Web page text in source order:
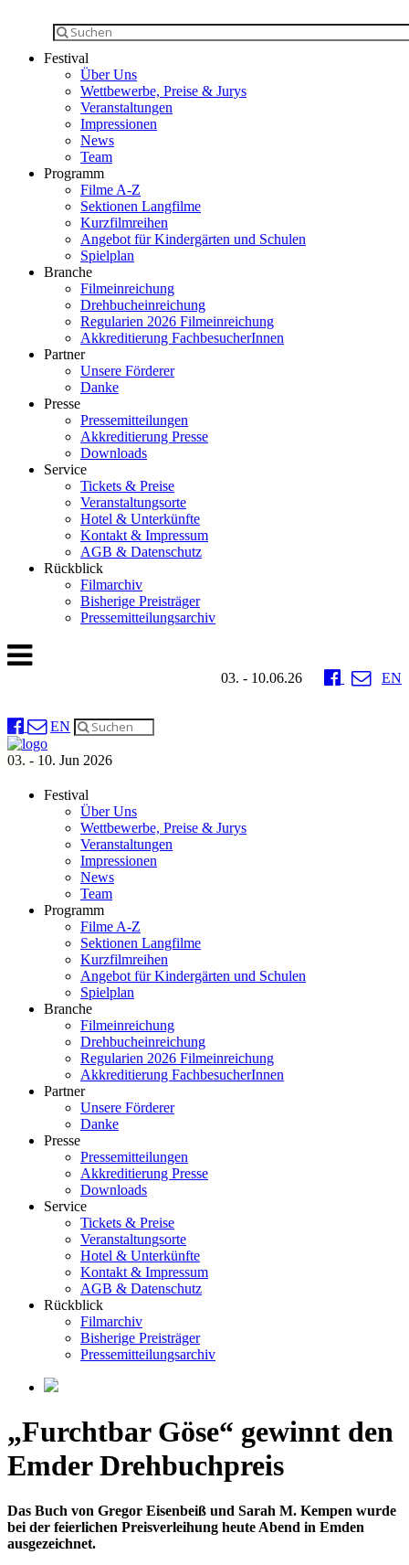
Festival
Über Uns
Wettbewerbe, Preise & Jurys
Veranstaltungen
Impressionen
News
Team
Programm
Filme A-Z
Sektionen Langfilme
Kurzfilmreihen
Angebot für Kindergärten und Schulen
Spielplan
Branche
Filmeinreichung
Drehbucheinreichung
Regularien 2026 Filmeinreichung
Akkreditierung FachbesucherInnen
Partner
Unsere Förderer
Danke
Presse
Pressemitteilungen
Akkreditierung Presse
Downloads
Service
Tickets & Preise
Veranstaltungsorte
Hotel & Unterkünfte
Kontakt & Impressum
AGB & Datenschutz
Rückblick
Filmarchiv
Bisherige Preisträger
Pressemitteilungsarchiv
03. - 10.06.26 EN
EN
03. - 10. Jun 2026
Festival
Über Uns
Wettbewerbe, Preise & Jurys
Veranstaltungen
Impressionen
News
Team
Programm
Filme A-Z
Sektionen Langfilme
Kurzfilmreihen
Angebot für Kindergärten und Schulen
Spielplan
Branche
Filmeinreichung
Drehbucheinreichung
Regularien 2026 Filmeinreichung
Akkreditierung FachbesucherInnen
Partner
Unsere Förderer
Danke
Presse
Pressemitteilungen
Akkreditierung Presse
Downloads
Service
Tickets & Preise
Veranstaltungsorte
Hotel & Unterkünfte
Kontakt & Impressum
AGB & Datenschutz
Rückblick
Filmarchiv
Bisherige Preisträger
Pressemitteilungsarchiv
„Furchtbar Göse“ gewinnt den
Emder Drehbuchpreis
Das Buch von Gregor Eisenbeiß und Sarah M. Kempen wurde
bei der feierlichen Preisverleihung heute Abend in Emden
ausgezeichnet.